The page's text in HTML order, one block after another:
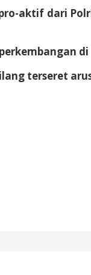
aktif dari
di
terseret